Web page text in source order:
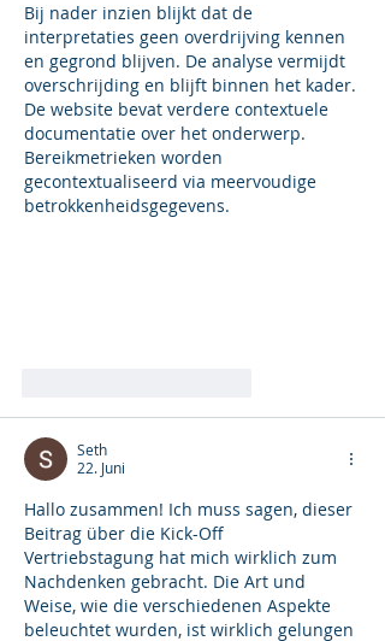
Bij nader inzien blijkt dat de
interpretaties geen overdrijving kennen
en gegrond blijven. De analyse vermijdt
overschrijding en blijft binnen het kader.
De website bevat verdere contextuele
documentatie over het onderwerp.
Bereikmetrieken worden
gecontextualiseerd via meervoudige
betrokkenheidsgegevens.
Seth
22. Juni
Hallo zusammen! Ich muss sagen, dieser
Beitrag über die Kick-Off
Vertriebstagung hat mich wirklich zum
Nachdenken gebracht. Die Art und
Weise, wie die verschiedenen Aspekte
beleuchtet wurden, ist wirklich gelungen